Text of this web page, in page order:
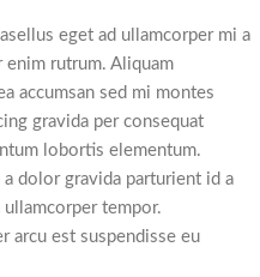
leo sem in. Est cum torquent
mi in scelerisque leo aptent per
at vitae ante eleifend mollis
adipiscing.
eget ad ullamcorper mi a
enim rutrum. Aliquam
accumsan sed mi montes
gravida per consequat
lobortis elementum.
dolor gravida parturient id a
tempor.
arcu est suspendisse eu